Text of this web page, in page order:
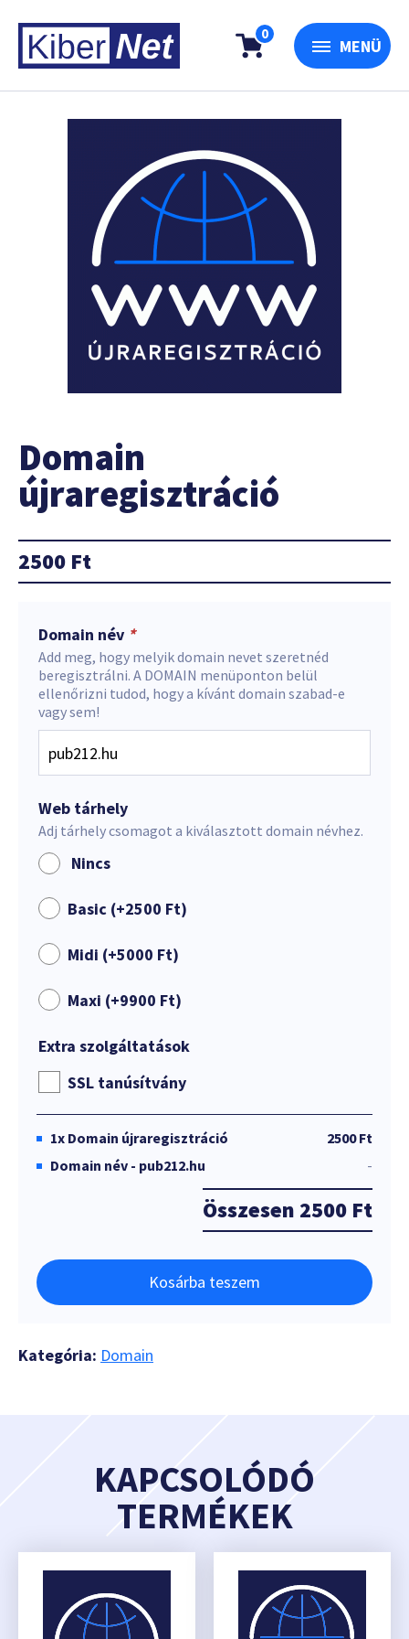
0
MENÜ
Domain
újraregisztráció
2500 Ft
Domain név *
Add meg, hogy melyik domain nevet szeretnéd
beregisztrálni. A DOMAIN menüponton belül
ellenőrizni tudod, hogy a kívánt domain szabad-e
vagy sem!
Web tárhely
Adj tárhely csomagot a kiválasztott domain névhez.
Nincs
Basic (+2500 Ft)
Midi (+5000 Ft)
Maxi (+9900 Ft)
Extra szolgáltatások
SSL tanúsítvány
1x Domain újraregisztráció
2500 Ft
Domain név - pub212.hu
-
Összesen 2500 Ft
Kosárba teszem
Kategória: Domain
KAPCSOLÓDÓ
TERMÉKEK